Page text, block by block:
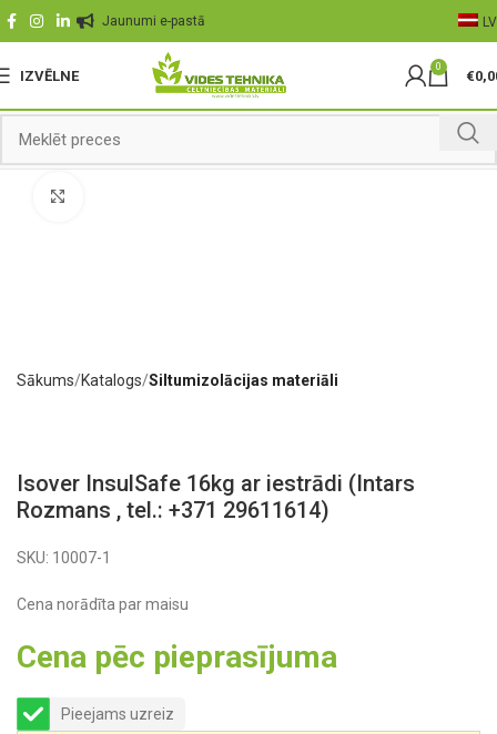
Jaunumi e-pastā LV
IZVĒLNE
0
€
Sākums Katalogs Siltumizolācijas materiāli
Isover InsulSafe 16kg ar iestrādi (Intars
Rozmans , tel.: +371 29611614)
SKU: 10007-1
Cena norādīta par maisu
Cena pēc pieprasījuma
Pieejams uzreiz